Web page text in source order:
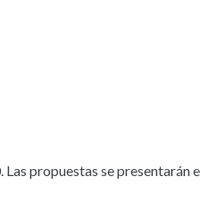
propuestas se presentarán